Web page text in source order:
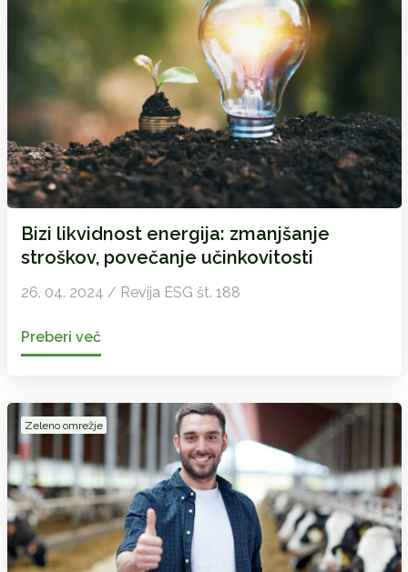
Bizi likvidnost energija: zmanjšanje
stroškov, povečanje učinkovitosti
26. 04. 2024 / Revija ESG št. 188
Preberi več
Zeleno omrežje